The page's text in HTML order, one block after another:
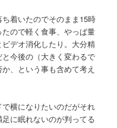
着いたのでそのまま15時
ので軽く食事、やっぱ量
デオ消化したり。大分精
今後の（大きく変わるで
、という事も含めて考え
横になりたいのだがそれ
に眠れないのが判ってる